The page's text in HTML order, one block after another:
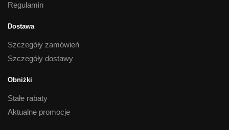
Regulamin
Dostawa
Szczegóły zamówień
Szczegóły dostawy
Obniżki
Stałe rabaty
Aktualne promocje